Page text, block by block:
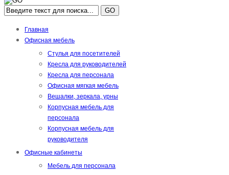
GO
Главная
Офисная мебель
Стулья для посетителей
Кресла для руководителей
Кресла для персонала
Офисная мягкая мебель
Вешалки, зеркала, урны
Корпусная мебель для
персонала
Корпусная мебель для
руководителя
Офисные кабинеты
Мебель для персонала